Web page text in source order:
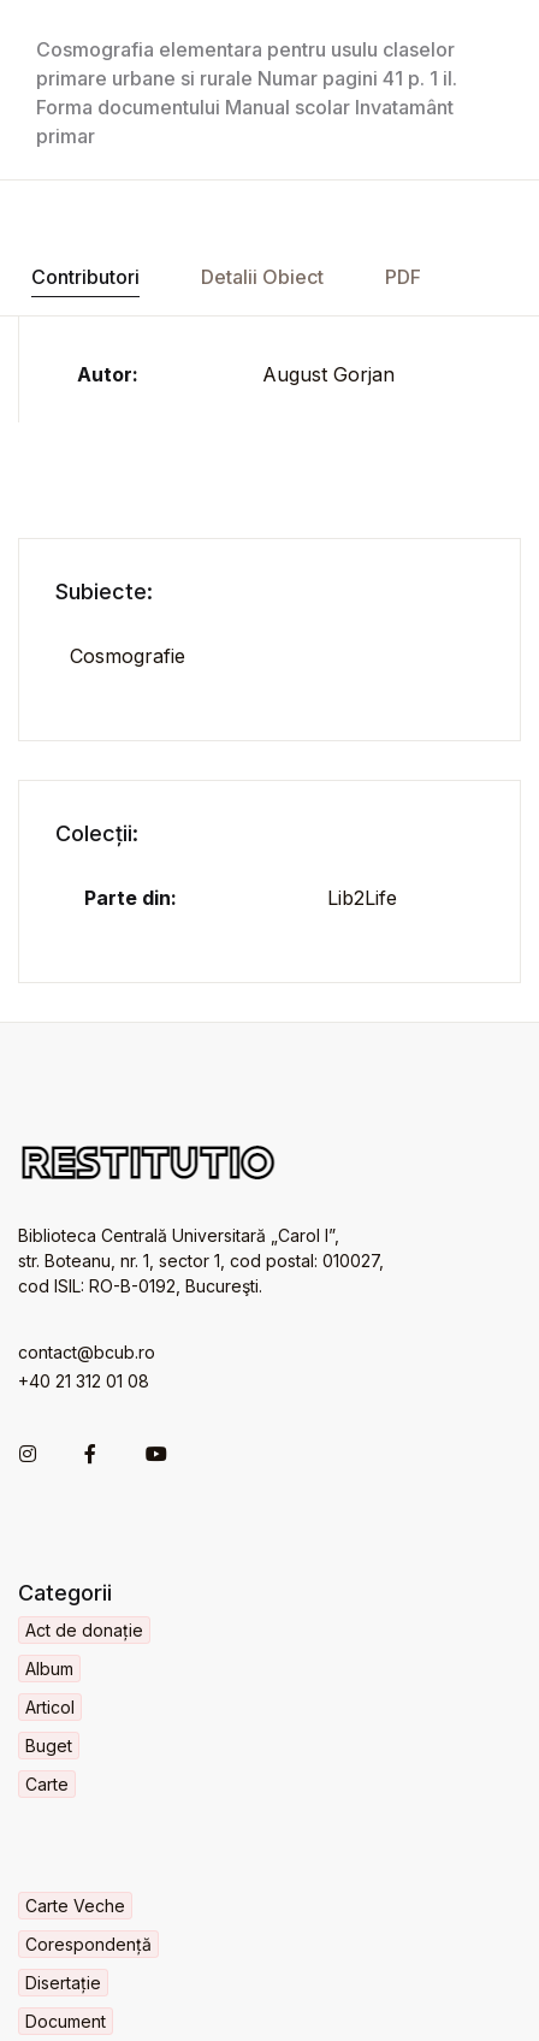
Cosmografia elementara pentru usulu claselor
primare urbane si rurale Numar pagini 41 p. 1 il.
Forma documentului Manual scolar Invatamânt
primar
Contributori Detalii Obiect PDF
Autor: August Gorjan
Subiecte:
Cosmografie
Colecții:
Parte din: Lib2Life
Biblioteca Centrală Universitară „Carol I”,
str. Boteanu, nr. 1, sector 1, cod postal: 010027,
cod ISIL: RO-B-0192, Bucureşti.
contact@bcub.ro
+40 21 312 01 08
Categorii
Act de donație
Album
Articol
Buget
Carte
Carte Veche
Corespondență
Disertație
Document